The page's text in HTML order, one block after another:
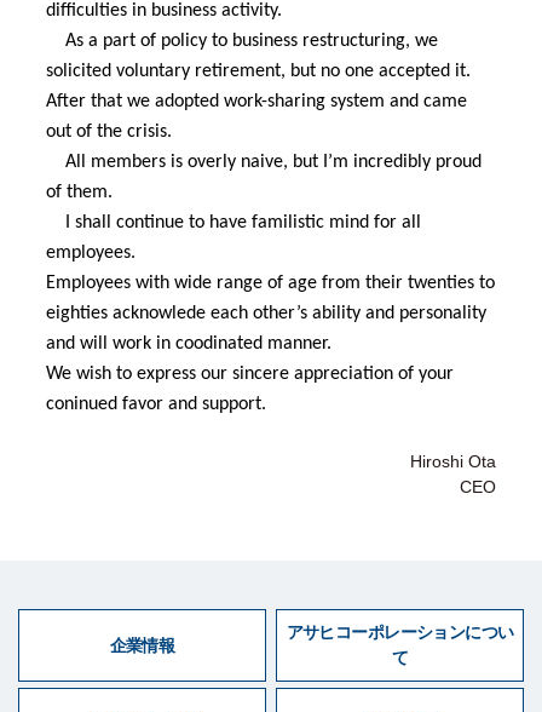
difficulties in business activity.
As a part of policy to business restructuring, we
solicited voluntary retirement, but no one accepted it.
After that we adopted work-sharing system and came
out of the crisis.
All members is overly naive, but I’m incredibly proud
of them.
I shall continue to have familistic mind for all
employees.
Employees with wide range of age from their twenties to
eighties acknowlede each other’s ability and personality
and will work in coodinated manner.
We wish to express our sincere appreciation of your
coninued favor and support.
Hiroshi Ota
CEO
企業情報
アサヒコーポレーションについ
て